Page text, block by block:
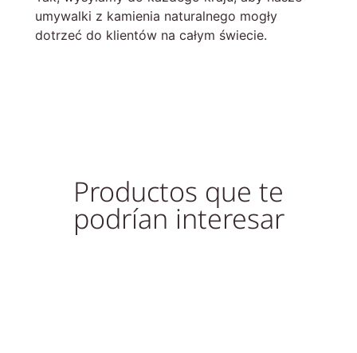
umywalki z kamienia naturalnego mogły
dotrzeć do klientów na całym świecie.
Productos que te
podrían interesar